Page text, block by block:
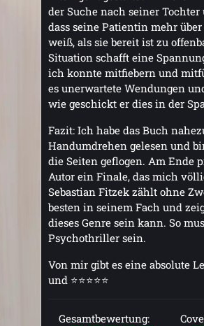
der Suche nach seiner Tochter
dass seine Patientin mehr
weiß, als sie bereit ist zu
Situation schafft eine
ich konnte mitfiebern und
es unerwartete Wendungen
wie geschickt er dies in der
Fazit: Ich habe das Buch
Handumdrehen gelesen und
die Seiten geflogen. Am Ende
Autor ein Finale, das mich
Sebastian Fitzek zählt ohne
besten in seinem Fach und
dieses Genre sein kann. So
Psychothriller sein.
Von mir gibt es eine absolute
und ⭐⭐⭐⭐⭐
Gesamtbewertung: